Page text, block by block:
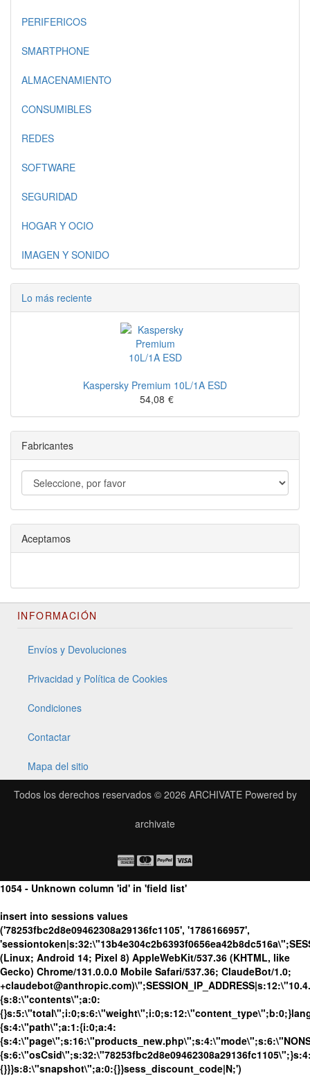
PERIFERICOS
SMARTPHONE
ALMACENAMIENTO
CONSUMIBLES
REDES
SOFTWARE
SEGURIDAD
HOGAR Y OCIO
IMAGEN Y SONIDO
Lo más reciente
Kaspersky Premium 10L/1A ESD
54,08 €
Fabricantes
Aceptamos
INFORMACIÓN
Envíos y Devoluciones
Privacidad y Política de Cookies
Condiciones
Contactar
Mapa del sitio
Todos los derechos reservados © 2026 ARCHIVATEPowered by
archivate
1054 - Unknown column 'id' in 'field list'
insert into sessions values
('78253fbc2d8e09462308a29136fc1105', '1786166957',
(Linux; Android 14; Pixel 8) AppleWebKit/537.36 (KHTML, like
Gecko) Chrome/131.0.0.0 Mobile Safari/537.36; ClaudeBot/1.0;
{s:8:\"contents\";a:0:
{s:4:\"path\";a:1:{i:0;a:4:
{}}}s:8:\"snapshot\";a:0:{}}sess_discount_code|N;')